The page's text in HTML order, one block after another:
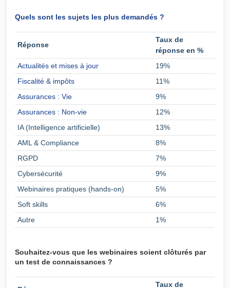
Quels sont les sujets les plus demandés ?
Réponse
Taux de
réponse en %
Actualités et mises à jour
19%
Fiscalité & impôts
11%
Assurances : Vie
9%
Assurances : Non-vie
12%
IA (Intelligence artificielle)
13%
AML & Compliance
8%
RGPD
7%
Cybersécurité
9%
Webinaires pratiques (hands-on)
5%
Soft skills
6%
Autre
1%
Souhaitez-vous que les webinaires soient clôturés par
un test de connaissances ?
Taux de